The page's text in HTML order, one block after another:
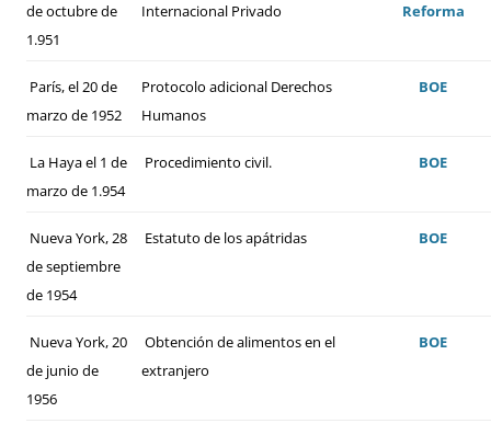
de octubre de
1.951
Internacional Privado
Reforma
París, el 20 de
marzo de 1952
Protocolo adicional Derechos
Humanos
BOE
La Haya el 1 de
marzo de 1.954
Procedimiento civil. BOE
Nueva York, 28
de septiembre
de 1954
Estatuto de los apátridas BOE
Nueva York, 20
de junio de
1956
Obtención de alimentos en el
extranjero
BOE